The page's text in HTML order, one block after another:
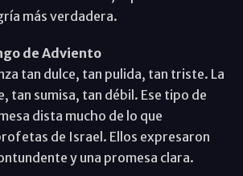
más verdadera.
de Adviento
tan dulce, tan pulida, tan triste. La
tan sumisa, tan débil. Ese tipo de
dista mucho de lo que
de Israel. Ellos expresaron
y una promesa clara.